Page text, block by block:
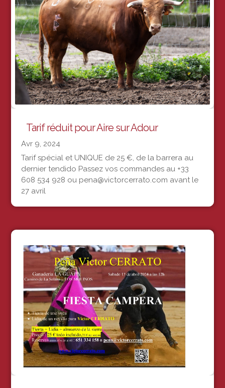
Tarif réduit pour Aire sur Adour
Avr 9, 2024
Tarif spécial et UNIQUE de 25 €, de la barrera au
dernier tendido Passez vos commandes au +33
608 534 928 ou pena@victorcerrato.com avant le
27 avril